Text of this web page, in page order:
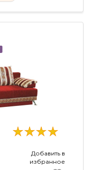
Добавить в
избранное